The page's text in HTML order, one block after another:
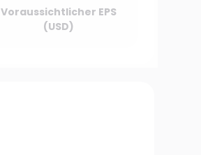
Voraussichtlicher EPS
(USD)